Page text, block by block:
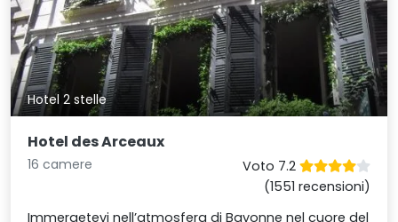
Hotel 2 stelle
Hotel des Arceaux
16 camere
Voto 7.2
(1551 recensioni)
Immergetevi nell’atmosfera di Bayonne nel cuore del